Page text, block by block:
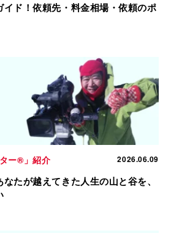
ド！依頼先・料金相場・依頼のポ
ー®」紹介 2026.06.09
たが越えてきた人生の山と谷を、